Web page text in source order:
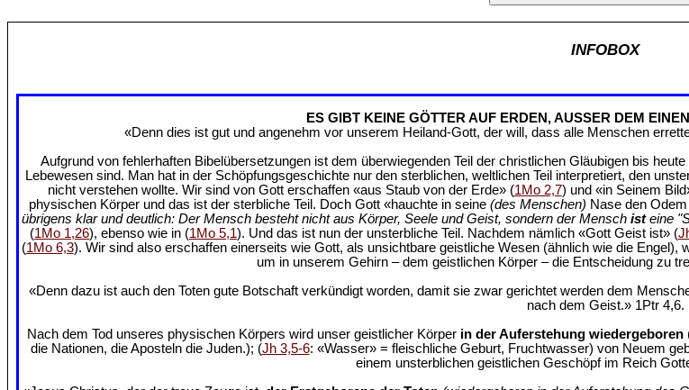
INFOBOX
ES GIBT KEINE GÖTTER AUF ERDEN, AUSSER DEM
«Denn dies ist gut und angenehm vor unserem Heiland-Gott, der will, dass alle Menschen
Aufgrund von fehlerhaften Bibelübersetzungen ist dem überwiegenden Teil der christlichen Gläubigen bis
Lebewesen sind. Man hat in der Schöpfungsgeschichte nur den sterblichen, weltlichen Teil interpretiert, den
nicht verstehen wollte. Wir sind von Gott erschaffen «aus Staub von der Erde» (1Mo 2,7) und «in Seinem
physischen Körper und das ist der sterbliche Teil. Doch Gott «hauchte in seine (des Menschen) Nase den
übrigens klar und deutlich: Der Mensch besteht nicht aus Körper, Seele und Geist, sondern der Mensch isteine
(1Mo 1,26), ebenso wie in (1Mo 5,1). Und das ist nun der unsterbliche Teil. Nachdem nämlich «Gott Geist ist» (
(1Mo 6,3). Wir sind also erschaffen einerseits wie Gott, als unsichtbare geistliche Wesen (ähnlich wie die
um in unserem Gehirn – dem geistlichen Körper – die Entscheidung zu
«Denn dazu ist auch den Toten gute Botschaft verkündigt worden, damit sie zwar gerichtet werden dem
nach dem Geist.» 1Ptr 4,6.
Nach dem Tod unseres physischen Körpers wird unser geistlicher Körper in der Auferstehung wiedergeboren
die Nationen, die Aposteln die Juden.); (Jh 3,5-6: «Wasser» = fleischliche Geburt, Fruchtwasser) von Neuem
einem unsterblichen geistlichen Geschöpf im Reich